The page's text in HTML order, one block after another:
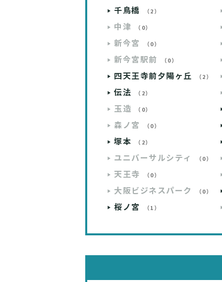
千鳥橋 （2）
中津 （0）
新今宮 （0）
新今宮駅前 （0）
四天王寺前夕陽ヶ丘 （2）
伝法 （2）
玉造 （0）
森ノ宮 （0）
塚本 （2）
ユニバーサルシティ （0）
天王寺 （0）
大阪ビジネスパーク （0）
桜ノ宮 （1）